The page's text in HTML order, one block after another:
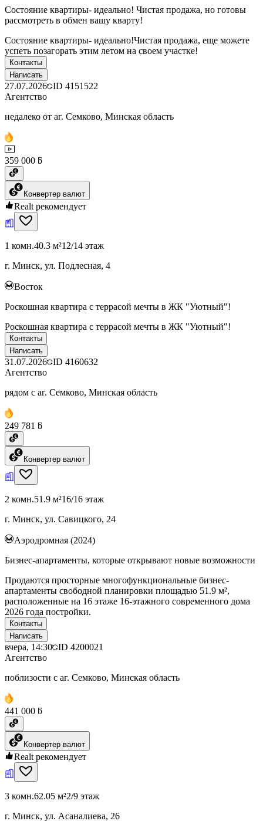
Состояние квартиры- идеально! Чистая продажа, но готовы
рассмотреть в обмен вашу кварту!
Состояние квартиры- идеально!Чистая продажа, еще можете
успеть позагорать этим летом на своем участке!
Контакты
Написать
27.07.2026 ID 4151522
Агентство
недалеко от аг. Семково, Минская область
359 000 ƃ
Конвертер валют
Realt рекомендует
1 комн.40.3 м²12/14 этаж
г. Минск, ул. Подлесная, 4
Восток
Роскошная квартира с террасой мечты в ЖК "Уютный"!
Роскошная квартира с террасой мечты в ЖК "Уютный"!
Контакты
Написать
31.07.2026 ID 4160632
Агентство
рядом с аг. Семково, Минская область
249 781 ƃ
Конвертер валют
2 комн.51.9 м²16/16 этаж
г. Минск, ул. Савицкого, 24
Аэродромная (2024)
Бизнес-апартаменты, которые открывают новые возможности
Продаются просторные многофункциональные бизнес-
апартаменты свободной планировки площадью 51.9 м²,
расположенные на 16 этаже 16-этажного современного дома
2026 года постройки.
Контакты
Написать
вчера, 14:30 ID 4200021
Агентство
поблизости с аг. Семково, Минская область
441 000 ƃ
Конвертер валют
Realt рекомендует
3 комн.62.05 м²2/9 этаж
г. Минск, ул. Асаналиева, 26